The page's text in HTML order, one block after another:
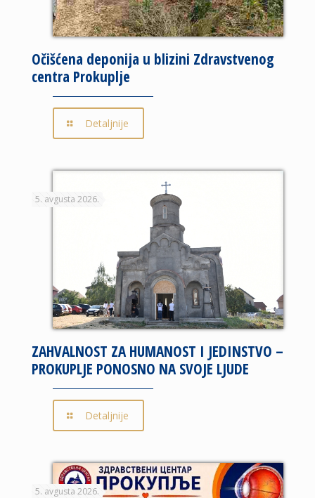
Očišćena deponija u blizini Zdravstvenog
centra Prokuplje
Detaljnije
5. avgusta 2026.
ZAHVALNOST ZA HUMANOST I JEDINSTVO –
PROKUPLJE PONOSNO NA SVOJE LJUDE
Detaljnije
5. avgusta 2026.